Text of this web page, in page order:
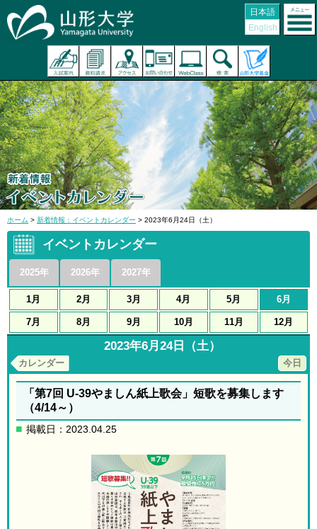
日本語
English
ホーム > 新着情報：イベントカレンダー > 2023年6月24日（土）
イベントカレンダー
2025年 2026年 2027年
1月 2月 3月 4月 5月 6月
7月 8月 9月 10月 11月 12月
2023年6月24日（土）
今日
カレンダー
「第7回 U-39やましん紙上歌会」短歌を募集します
（4/14～）
掲載日：2023.04.25